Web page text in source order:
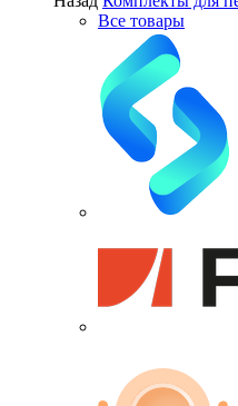
Все товары